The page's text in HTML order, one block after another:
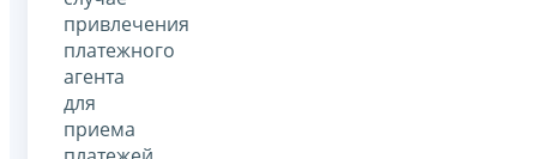
привлечения
платежного
агента
для
приема